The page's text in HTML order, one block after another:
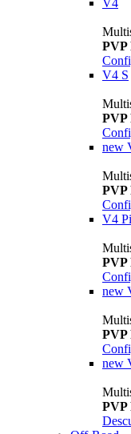
V4
PVP
V4 S
PVP
new
PVP
V4
PVP
new
PVP
new
PVP